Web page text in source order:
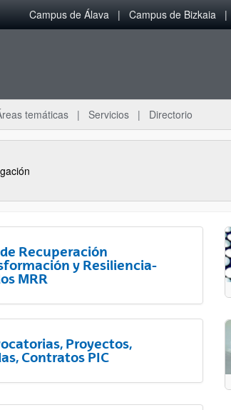
Campus de Álava Campus de Bizkaia
temáticas Servicios Directorio
Recuperación
y Resiliencia-
MRR
Proyectos,
Contratos PIC